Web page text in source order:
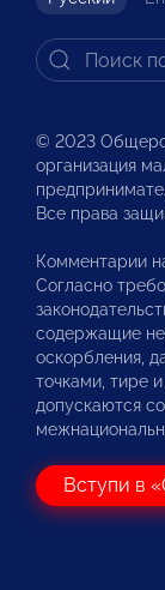
© 2023
организация
Все права
Комментарии
Согласно
содержащие
оскорбления,
точками, тире
допускаются
Вступи в